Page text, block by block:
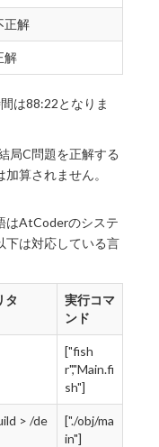
正解
解
は88:22となりま
局C問題を正解する
算されません。
はAtCoderのシステ
下は対応している言
タ
実行コマ
ンド
["fish
r","Main.fi
sh"]
> /de
["./obj/ma
in"]